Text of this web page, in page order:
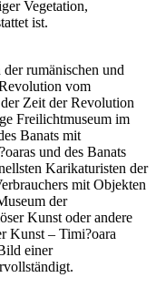
Vegetation,
ist.
rumänischen und
vom
Zeit der Revolution
Freilichtmuseum im
Banats mit
und des Banats
Karikaturisten der
mit Objekten
der
Kunst oder andere
Kunst – Timi?oara
einer